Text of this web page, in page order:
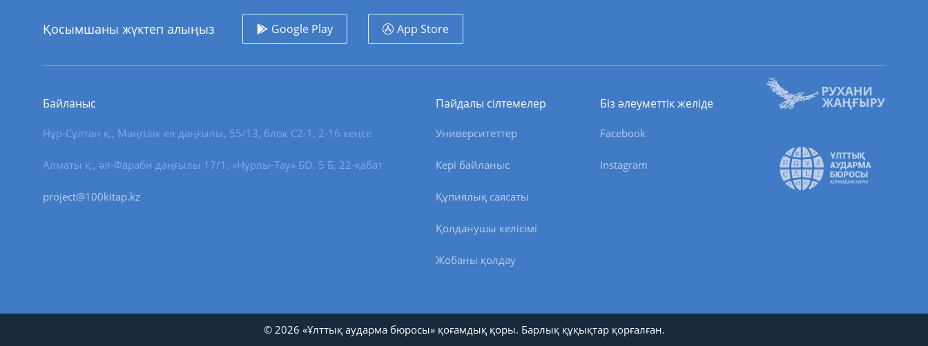
Қосымшаны жүктеп алыңыз Google Play App Store
Байланыс
Нұр-Сұлтан қ., Мәңгілік ел даңғылы, 55/13, блок С2-1, 2-16 кеңсе
Алматы қ., әл-Фараби даңғылы 17/1, «Нұрлы-Тау» БО, 5 Б, 22-қабат
project@100kitap.kz
Пайдалы сілтемелер
Университеттер
Кері байланыс
Құпиялық саясаты
Қолданушы келісімі
Жобаны қолдау
Біз әлеуметтік желіде
Facebook
Instagram
© 2026 «Ұлттық аударма бюросы» қоғамдық қоры. Барлық құқықтар қорғалған.